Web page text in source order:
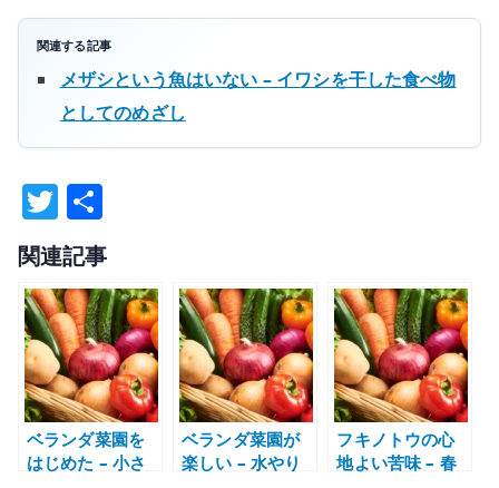
関連する記事
メザシという魚はいない – イワシを干した食べ物
としてのめざし
T
w
it
te
r
有
関連記事
ベランダ菜園を
はじめた – 小さ
ベランダ菜園が
楽しい – 水やり
フキノトウの心
地よい苦味 – 春